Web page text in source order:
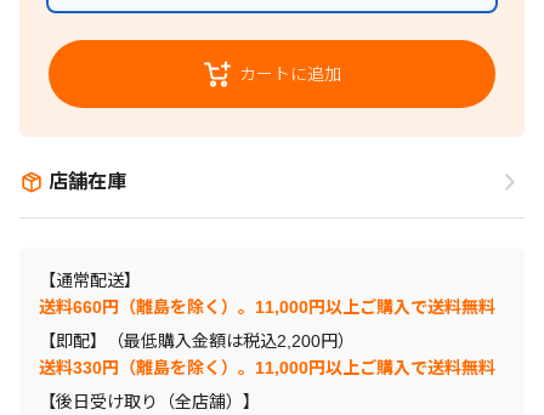
カートに追加
店舗在庫
【通常配送】
送料660円（離島を除く）。11,000円以上ご購入で送料無料
【即配】（最低購入金額は税込2,200円）
送料330円（離島を除く）。11,000円以上ご購入で送料無料
【後日受け取り（全店舗）】